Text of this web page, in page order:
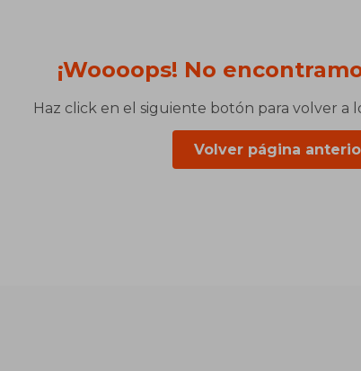
¡Woooops! No
Haz click en el siguiente botón para volver a
Volver página